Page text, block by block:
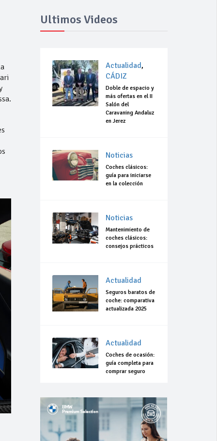
Ultimos Videos
Actualidad,
CÁDIZ
Doble de espacio y
más ofertas en el II
Salón del
Caravaning Andaluz
en Jerez
Noticias
Coches clásicos:
guía para iniciarse
en la colección
Noticias
Mantenimiento de
coches clásicos:
consejos prácticos
Actualidad
Seguros baratos de
coche: comparativa
actualizada 2025
Actualidad
Coches de ocasión:
guía completa para
comprar seguro